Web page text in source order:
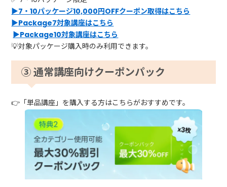
▶7・10パッケージ10,000円OFFクーポン取得はこちら
▶Package7対象講座はこちら
▶Package10対象講座はこちら
💡対象パッケージ購入時のみ利用できます。
③ 通常講座向けクーポンパック
👉「単品講座」を購入する方はこちらがおすすめです。